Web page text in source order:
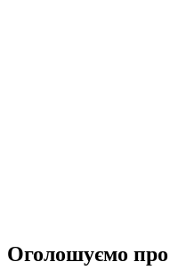
Оголошуємо про